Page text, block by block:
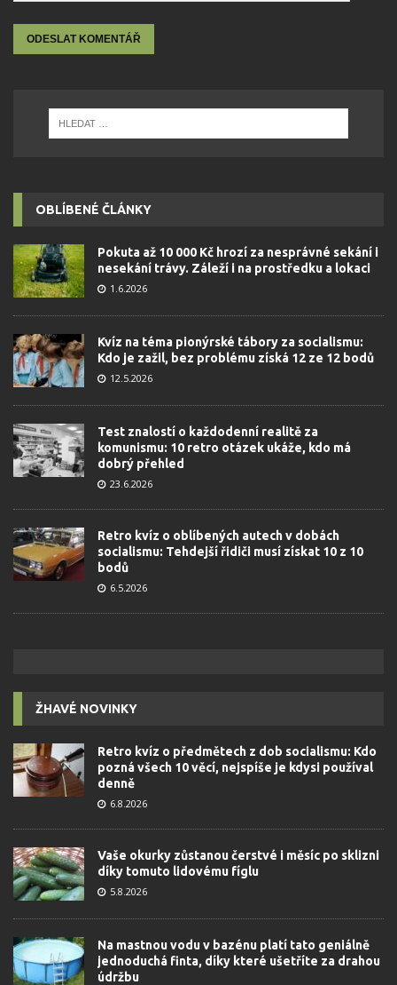
OBLÍBENÉ ČLÁNKY
Pokuta až 10 000 Kč hrozí za nesprávné sekání i
nesekání trávy. Záleží i na prostředku a lokaci
1.6.2026
Kvíz na téma pionýrské tábory za socialismu:
Kdo je zažil, bez problému získá 12 ze 12 bodů
12.5.2026
Test znalostí o každodenní realitě za
komunismu: 10 retro otázek ukáže, kdo má
dobrý přehled
23.6.2026
Retro kvíz o oblíbených autech v dobách
socialismu: Tehdejší řidiči musí získat 10 z 10
bodů
6.5.2026
ŽHAVÉ NOVINKY
Retro kvíz o předmětech z dob socialismu: Kdo
pozná všech 10 věcí, nejspíše je kdysi používal
denně
6.8.2026
Vaše okurky zůstanou čerstvé i měsíc po sklizni
díky tomuto lidovému fíglu
5.8.2026
Na mastnou vodu v bazénu platí tato geniálně
jednoduchá finta, díky které ušetříte za drahou
údržbu